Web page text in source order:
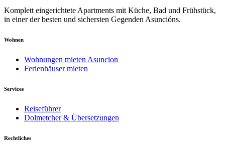
Komplett eingerichtete Apartments mit Küche, Bad und Frühstück,
in einer der besten und sichersten Gegenden Asuncións.
Wohnen
Wohnungen mieten Asuncion
Ferienhäuser mieten
Services
Reiseführer
Dolmetcher & Übersetzungen
Rechtliches